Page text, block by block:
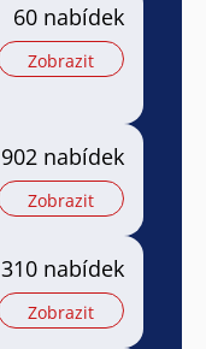
60 nabídek
Zobrazit
902 nabídek
Zobrazit
310 nabídek
Zobrazit